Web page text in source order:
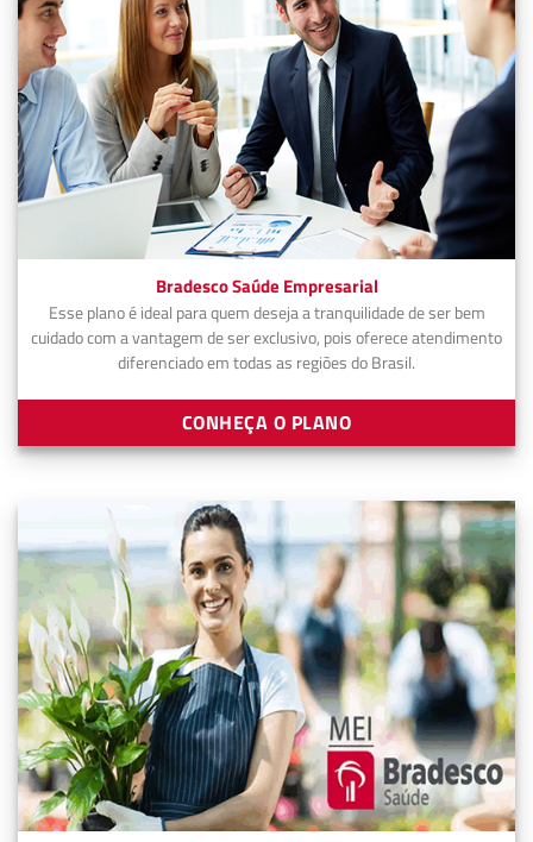
Bradesco Saúde Empresarial
Esse plano é ideal para quem deseja a tranquilidade de ser bem
cuidado com a vantagem de ser exclusivo, pois oferece atendimento
diferenciado em todas as regiões do Brasil.
CONHEÇA O PLANO